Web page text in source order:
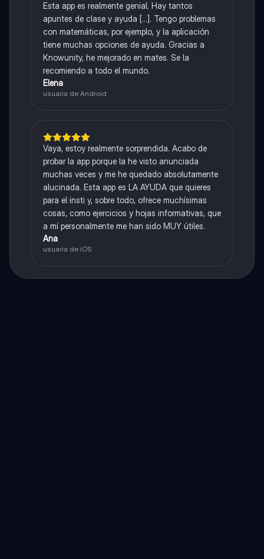
Esta app es realmente genial. Hay tantos
apuntes de clase y ayuda [...]. Tengo problemas
con matemáticas, por ejemplo, y la aplicación
tiene muchas opciones de ayuda. Gracias a
Knowunity, he mejorado en mates. Se la
recomiendo a todo el mundo.
Elena
usuaria de Android
Vaya, estoy realmente sorprendida. Acabo de
probar la app porque la he visto anunciada
muchas veces y me he quedado absolutamente
alucinada. Esta app es LA AYUDA que quieres
para el insti y, sobre todo, ofrece muchísimas
cosas, como ejercicios y hojas informativas, que
a mí personalmente me han sido MUY útiles.
Ana
usuaria de iOS